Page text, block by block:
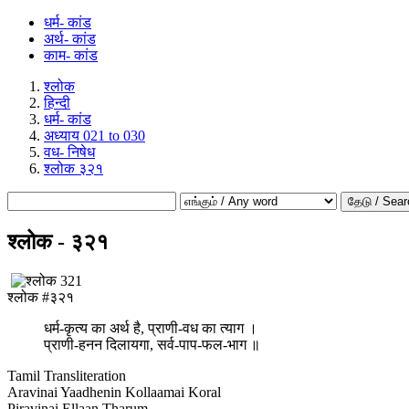
धर्म- कांड
अर्थ- कांड
काम- कांड
श्लोक
हिन्दी
धर्म- कांड
अध्याय 021 to 030
वध- निषेध
श्लोक ३२१
தேடு /
श्लोक - ३२१
श्लोक #३२१
धर्म-कृत्य का अर्थ है, प्राणी-वध का त्याग ।
प्राणी-हनन दिलायगा, सर्व-पाप-फल-भाग ॥
Tamil Transliteration
Aravinai Yaadhenin Kollaamai Koral